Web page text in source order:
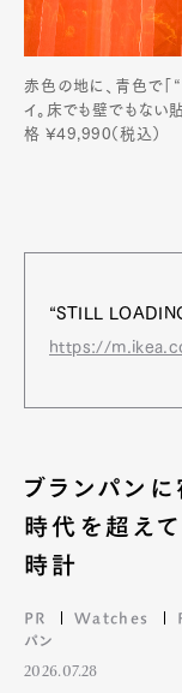
赤色の地に、青色で「
イ。床でも壁でもない
格 ¥49,990（税込）
“STILL
https://
ブランパンに
時代を超え
時計
PR Watches
パン
2026.07.28